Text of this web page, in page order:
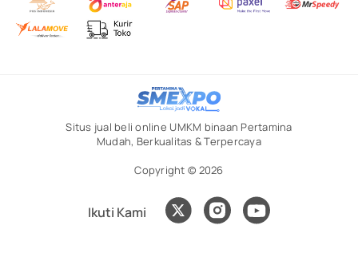
Situs jual beli online UMKM binaan Pertamina
Mudah, Berkualitas & Terpercaya
Copyright © 2026
Ikuti Kami